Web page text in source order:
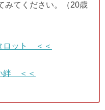
みてください。（20歳
ロット ＜＜
絆 ＜＜